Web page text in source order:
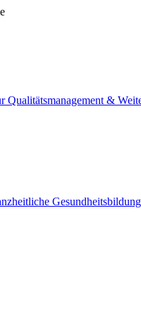
&
Gesundheitsbildung